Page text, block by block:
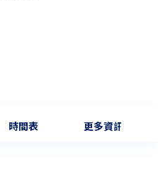
時間表 更多資訊